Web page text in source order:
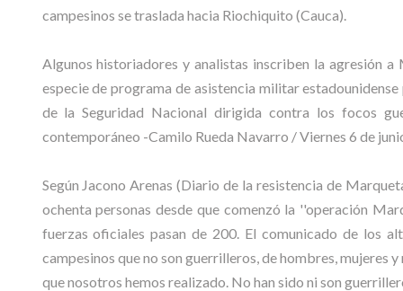
campesinos se traslada hacia Riochiquito (Cauca).
Algunos historiadores y analistas inscriben la agresión
especie de programa de asistencia militar
de la Seguridad Nacional dirigida contra los focos
contemporáneo -Camilo Rueda Navarro / Viernes 6 de
Según Jacono Arenas (Diario de la resistencia de
ochenta personas desde que comenzó la ''operación
fuerzas oficiales pasan de 200. El comunicado de los
campesinos que no son guerrilleros, de hombres, mujeres
que nosotros hemos realizado. No han sido ni son